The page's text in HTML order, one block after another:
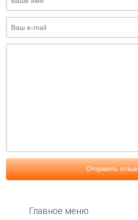
Отправить отзыв
Главное меню